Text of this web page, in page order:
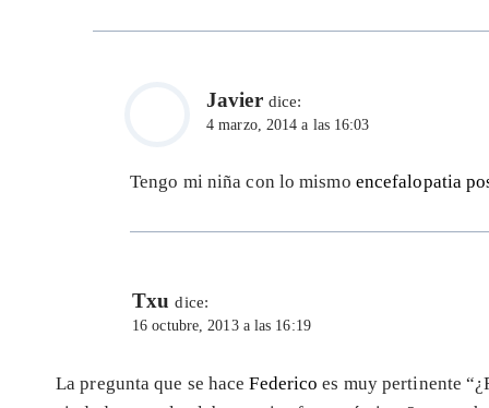
Javier dice:
4 marzo, 2014 a las 16:03
Tengo mi niña con lo mismo encefalopatia
Txu dice:
16 octubre, 2013 a las 16:19
La pregunta que se haceFedericoes muy pertinente